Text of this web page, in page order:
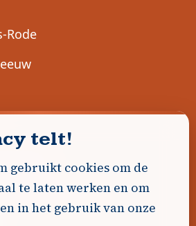
Rode
Contacteer ons!
telt!
gebruikt cookies om de
te laten werken en om
in het gebruik van onze